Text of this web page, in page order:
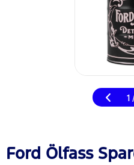
1
Ford Ölfass